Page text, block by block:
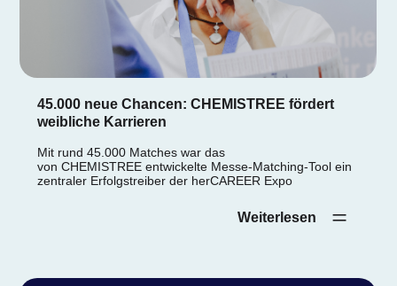
45.000 neue Chancen: CHEMISTREE fördert
weibliche Karrieren
Mit rund 45.000 Matches war das
von CHEMISTREE entwickelte Messe-Matching-Tool ein
zentraler Erfolgstreiber der herCAREER Expo
Weiterlesen‎ ‎ ‎ ‎ ‎